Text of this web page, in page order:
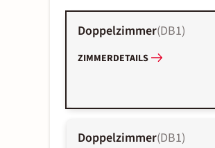
Doppelzimmer(DB1)
ZIMMERDETAILS
Doppelzimmer(DB1)